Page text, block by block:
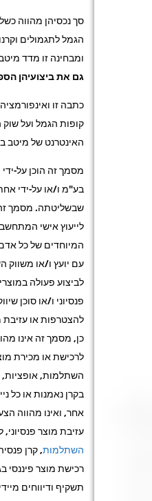
סך נכסיהן מהווה
הגמל לתגמולים
ומבחינה זו מדד
גם את ביצועיהן
כתבה זו
קופות הגמל ועל שוק
האינטרנט של מיטב
מסמך זה הוכן על-
בע"מ ו/או על-ידי
שבשליטתה. מסמך
לייעוץ אישי
המיוחדים של כל
עם יועץ ו/או משווק
לביצוע פעולה
פנסיוני ו/או סוכן
להצטרפות או עזיבת
כן, מסמך זה אינו
לרכישת או מכירת
השתלמות,
בקרן נאמנות או כל
אחר, ואינו מהווה
עזיבת מוצר
השתלמות, קרן
רכישת מוצר פיננסי
תשקיף ודיווחים